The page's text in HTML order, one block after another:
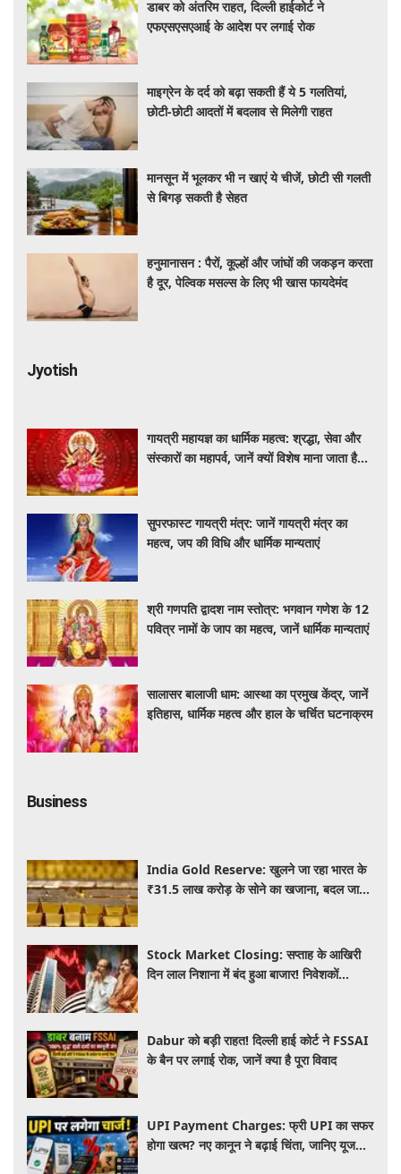
डाबर को अंतरिम राहत, दिल्ली हाईकोर्ट ने
एफएसएसएआई के आदेश पर लगाई रोक
माइग्रेन के दर्द को बढ़ा सकती हैं ये 5 गलतियां,
छोटी-छोटी आदतों में बदलाव से मिलेगी राहत
मानसून में भूलकर भी न खाएं ये चीजें, छोटी सी गलती
से बिगड़ सकती है सेहत
हनुमानासन : पैरों, कूल्हों और जांघों की जकड़न करता
है दूर, पेल्विक मसल्स के लिए भी खास फायदेमंद
Jyotish
गायत्री महायज्ञ का धार्मिक महत्व: श्रद्धा, सेवा और
संस्कारों का महापर्व, जानें क्यों विशेष माना जाता है
सुपरफास्ट गायत्री मंत्र: जानें गायत्री मंत्र का
महत्व, जप की विधि और धार्मिक मान्यताएं
श्री गणपति द्वादश नाम स्तोत्र: भगवान गणेश के 12
पवित्र नामों के जाप का महत्व, जानें धार्मिक मान्यताएं
सालासर बालाजी धाम: आस्था का प्रमुख केंद्र, जानें
इतिहास, धार्मिक महत्व और हाल के चर्चित घटनाक्रम
Business
India Gold Reserve: खुलने जा रहा भारत के
₹31.5 लाख करोड़ के सोने का खजाना, बदल जाएगा
Stock Market Closing: सप्ताह के आखिरी
दिन लाल निशाना में बंद हुआ बाजार! निवेशकों
Dabur को बड़ी राहत! दिल्ली हाई कोर्ट ने FSSAI
के बैन पर लगाई रोक, जानें क्या है पूरा विवाद
UPI Payment Charges: फ्री UPI का सफर
होगा खत्म? नए कानून ने बढ़ाई चिंता, जानिए यूजर्स